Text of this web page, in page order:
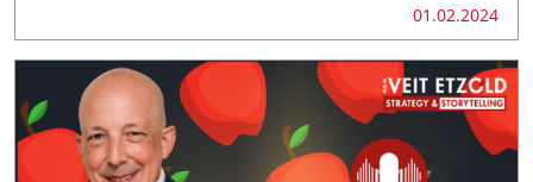
01.02.2024